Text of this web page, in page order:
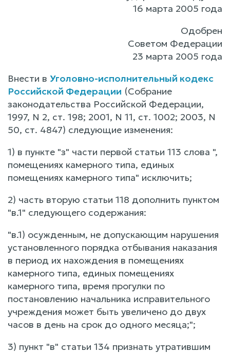
16 марта 2005 года
Одобрен
Советом Федерации
23 марта 2005 года
Внести в Уголовно-исполнительный кодекс
Российской Федерации (Собрание
законодательства Российской Федерации,
1997, N 2, ст. 198; 2001, N 11, ст. 1002; 2003, N
50, ст. 4847) следующие изменения:
1) в пункте "з" части первой статьи 113 слова ",
помещениях камерного типа, единых
помещениях камерного типа" исключить;
2) часть вторую статьи 118 дополнить пунктом
"в.1" следующего содержания:
"в.1) осужденным, не допускающим нарушения
установленного порядка отбывания наказания
в период их нахождения в помещениях
камерного типа, единых помещениях
камерного типа, время прогулки по
постановлению начальника исправительного
учреждения может быть увеличено до двух
часов в день на срок до одного месяца;";
3) пункт "в" статьи 134 признать утратившим